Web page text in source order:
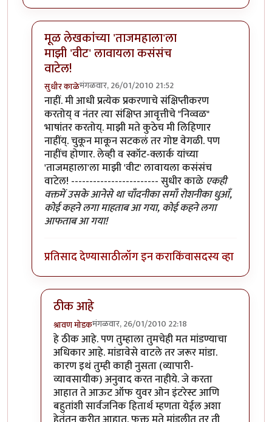
मूळ लेखकांच्या 'ताजमहाला'ला
माझी 'वीट' लावायला कसंसंच
वाटेल!
सुधीर काळेमंगळवार, 26/01/2010 21:52
In reply toवाचतो आहेbyश्रावण मोडक
नाहीं. मी आधी प्रत्येक प्रकरणाचे संक्षिप्तीकरण
करतोय् व नंतर त्या संक्षिप्त आवृत्तीचे "निव्वळ"
भाषांतर करतोय्. माझी मते कुठेच मी लिहिणार
नाहींय्. चुकून माकून सटकलं तर गोष्ट वेगळी. पण
नाहींच होणार. लेव्ही व स्कॉट-क्लार्क यांच्या
'ताजमहाला'ला माझी 'वीट' लावायला कसंसंच
वाटेल! ------------------------ सुधीर काळे एकही
वक्तमें उसके आनेसे था चाँदनीका समाँ रोशनीका धुआँ,
कोई कहने लगा माहताब आ गया, कोई कहने लगा
आफताब आ गया!
प्रतिसाद देण्यासाठीलॉग इन कराकिंवासदस्य व्हा
ठीक आहे
श्रावण मोडकमंगळवार, 26/01/2010 22:18
In reply toमूळ लेखकांच्या 'ताजमहाला'ला माझी 'वीट'
हे ठीक आहे. पण तुम्हाला तुमचेही मत मांडण्याचा
अधिकार आहे. मांडावेसे वाटले तर जरूर मांडा.
कारण इथं तुम्ही काही नुसता (व्यापारी-
व्यावसायीक) अनुवाद करत नाहीये. जे करता
आहात ते आऊट ऑफ युवर ओन इंटरेस्ट आणि
बहुतांशी सार्वजनिक हितार्थ म्हणता येईल अशा